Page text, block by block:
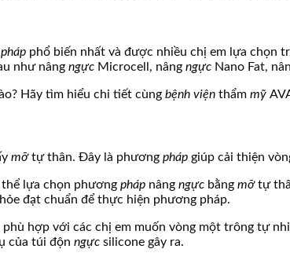
pháp phổ biến nhất và được nhiều chị em lựa chọn
như nâng ngực Microcell, nâng ngực Nano Fat,
Hãy tìm hiểu chi tiết cùng bệnh viện thẩm mỹ
mỡtự thân. Đây là phương pháp giúp cải thiện
lựa chọn phương pháp nâng ngực bằng mỡtự
đạt chuẩn để thực hiện phương pháp.
hợp với các chị em muốn vòng một trông tự
của túi độn ngực silicone gây ra.